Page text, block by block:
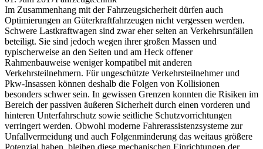
Im Zusammenhang mit der Fahrzeugsicherheit dürfen auch
Optimierungen an Güterkraftfahrzeugen nicht vergessen werden.
Schwere Lastkraftwagen sind zwar eher selten an Verkehrsunfällen
beteiligt. Sie sind jedoch wegen ihrer großen Massen und
typischerweise an den Seiten und am Heck offener
Rahmenbauweise weniger kompatibel mit anderen
Verkehrsteilnehmern. Für ungeschützte Verkehrsteilnehmer und
Pkw-Insassen können deshalb die Folgen von Kollisionen
besonders schwer sein. In gewissen Grenzen konnten die Risiken im
Bereich der passiven äußeren Sicherheit durch einen vorderen und
hinteren Unterfahrschutz sowie seitliche Schutzvorrichtungen
verringert werden. Obwohl moderne Fahrerassistenzsysteme zur
Unfallvermeidung und auch Folgenminderung das weitaus größere